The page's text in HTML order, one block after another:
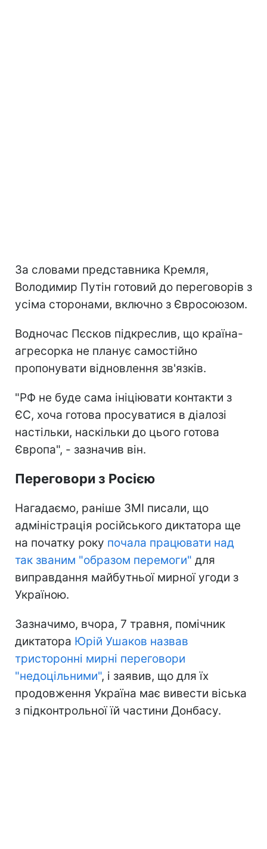
За словами представника Кремля,
Володимир Путін готовий до переговорів з
усіма сторонами, включно з Євросоюзом.
Водночас Пєсков підкреслив, що країна-
агресорка не планує самостійно
пропонувати відновлення зв'язків.
"РФ не буде сама ініціювати контакти з
ЄС, хоча готова просуватися в діалозі
настільки, наскільки до цього готова
Європа", - зазначив він.
Переговори з Росією
Нагадаємо, раніше ЗМІ писали, що
адміністрація російського диктатора ще
на початку року почала працювати над
так званим "образом перемоги" для
виправдання майбутньої мирної угоди з
Україною.
Зазначимо, вчора, 7 травня, помічник
диктатора Юрій Ушаков назвав
тристоронні мирні переговори
"недоцільними", і заявив, що для їх
продовження Україна має вивести віська
з підконтрольної їй частини Донбасу.